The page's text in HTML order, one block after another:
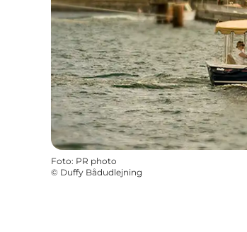
Foto: PR photo
© Duffy Bådudlejning